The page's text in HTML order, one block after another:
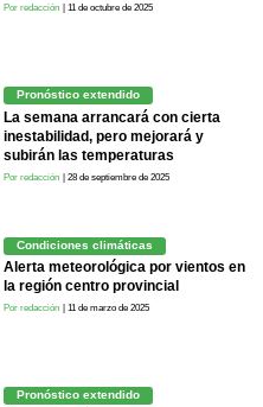
Por redacción | 11 de octubre de 2025
Pronóstico extendido
La semana arrancará con cierta
inestabilidad, pero mejorará y
subirán las temperaturas
Por redacción | 28 de septiembre de 2025
Condiciones climáticas
Alerta meteorológica por vientos en
la región centro provincial
Por redacción | 11 de marzo de 2025
Pronóstico extendido